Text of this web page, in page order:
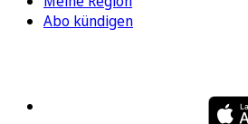
Abo kündigen